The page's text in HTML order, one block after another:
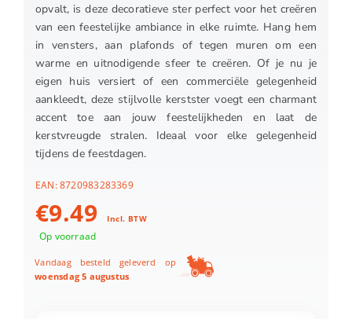
opvalt, is deze decoratieve ster perfect voor het creëren
van een feestelijke ambiance in elke ruimte. Hang hem
in vensters, aan plafonds of tegen muren om een
warme en uitnodigende sfeer te creëren. Of je nu je
eigen huis versiert of een commerciële gelegenheid
aankleedt, deze stijlvolle kerstster voegt een charmant
accent toe aan jouw feestelijkheden en laat de
kerstvreugde stralen. Ideaal voor elke gelegenheid
tijdens de feestdagen.
EAN:8720983283369
€9.49 Incl. BTW
Op voorraad
Vandaag besteld geleverd op
woensdag 5 augustus